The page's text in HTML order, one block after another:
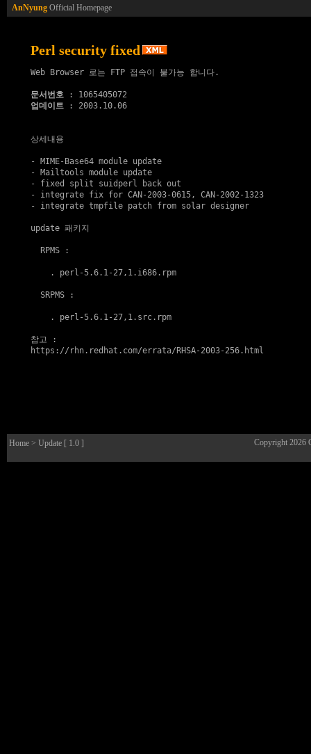
AnNyung Official Homepage
Perl security fixed
Web Browser 로는 FTP 접속이 불가능 합니다.
문서번호
업데이트 : 2003.10.06
상세내용
- MIME-Base64 module update
- Mailtools module update
- fixed split suidperl back out
- integrate fix for CAN-2003-0615, CAN-2002-1323
- integrate tmpfile patch from solar designer
update 패키지
  RPMS :
    .
perl-5.6.1-27,1.i686.rpm
  SRPMS :
    .
perl-5.6.1-27,1.src.rpm
참고
https://rhn.redhat.com/errata/RHSA-2003-256.html
Home > Update [ 1.0 ] Copyright 2026